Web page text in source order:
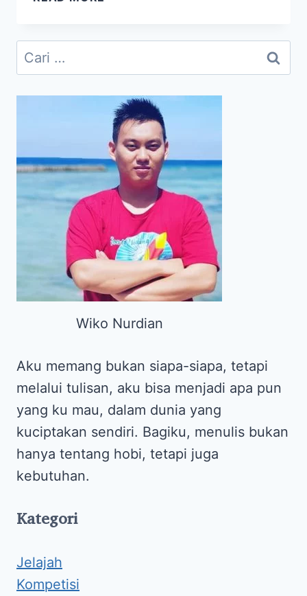
LAPTOP
WORKSTATION
YANG
SANGAT
MUMPUNI
Cari
untuk:
Wiko Nurdian
Aku memang bukan siapa-siapa, tetapi
melalui tulisan, aku bisa menjadi apa pun
yang ku mau, dalam dunia yang
kuciptakan sendiri. Bagiku, menulis bukan
hanya tentang hobi, tetapi juga
kebutuhan.
Kategori
Jelajah
Kompetisi